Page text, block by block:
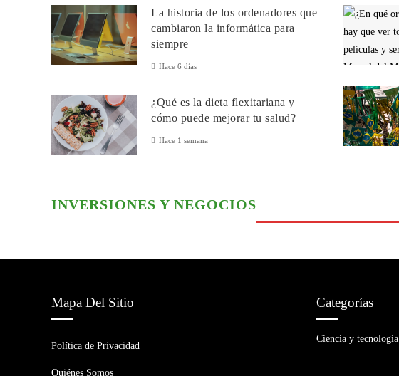
La historia de los ordenadores que
cambiaron la informática para
siempre
Hace 6 días
¿Qué es la dieta flexitariana y
cómo puede mejorar tu salud?
Hace 1 semana
INVERSIONES Y NEGOCIOS
Mapa Del Sitio
Política de Privacidad
Quiénes Somos
Categorías
Ciencia y tecnología